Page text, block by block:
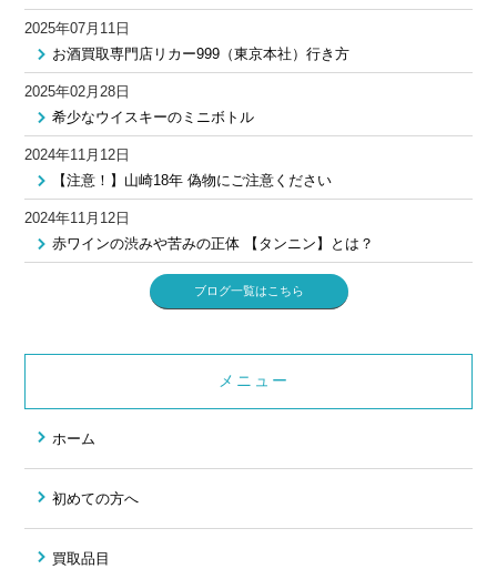
2025年07月11日
お酒買取専門店リカー999（東京本社）行き方
2025年02月28日
希少なウイスキーのミニボトル
2024年11月12日
【注意！】山崎18年 偽物にご注意ください
2024年11月12日
赤ワインの渋みや苦みの正体 【タンニン】とは？
ブログ一覧はこちら
メニュー
ホーム
初めての方へ
買取品目